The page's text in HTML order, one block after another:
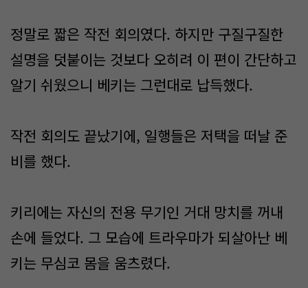
정말로 짧은 작전 회의였다. 하지만 구질구질한
설명을 덧붙이는 것보다 오히려 이 편이 간단하고
알기 쉬웠으니 베키는 그런대로 납득했다.
작전 회의도 끝났기에, 일행들은 저택을 떠날 준
비를 했다.
키리에는 자신의 전용 무기인 거대 망치를 꺼내
손에 들었다. 그 모습에 트라우마가 되살아난 베
키는 무심코 몸을 움츠렸다.